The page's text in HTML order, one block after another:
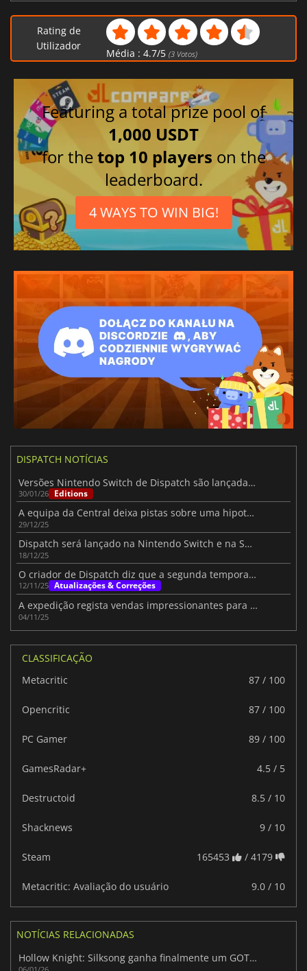
Rating de
Utilizador
Média : 4.7/5 (3Votos)
Featuring a total prize pool of
1,000 USDT
for thetop 10 players on the
leaderboard.
4 WAYS TO WIN BIG!
DISPATCH NOTÍCIAS
Versões Nintendo Switch de Dispatch são lançadas com censura obrigatória
30/01/26 Editions
A equipa da Central deixa pistas sobre uma hipotética segunda temporada
29/12/25
Dispatch será lançado na Nintendo Switch e na Switch 2
18/12/25
O criador de Dispatch diz que a segunda temporada está na mesa depois do enorme sucesso
12/11/25 Atualizações & Correções
A expedição regista vendas impressionantes para uma aventura narrativa
04/11/25
CLASSIFICAÇÃO
Metacritic
87 / 100
Opencritic 87 / 100
PC Gamer 89 / 100
GamesRadar+ 4.5 / 5
Destructoid 8.5 / 10
Shacknews 9 / 10
Steam 165453 / 4179
Metacritic: Avaliação do usuário 9.0 / 10
NOTÍCIAS RELACIONADAS
Hollow Knight: Silksong ganha finalmente um GOTY sobre Expedition 33